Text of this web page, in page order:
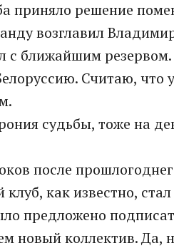
приняло решение
возглавил
с ближайшим
Считаю, что
судьбы, тоже на
после
как известно,
предложено
новый коллектив. Да,